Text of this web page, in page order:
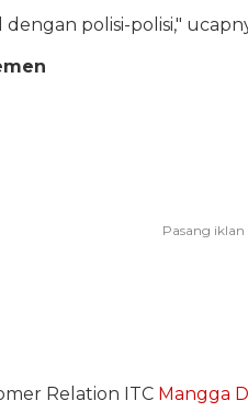
polisi-polisi,"
Relation ITC Mangga